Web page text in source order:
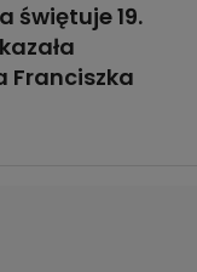
świętuje 19.
Franciszka